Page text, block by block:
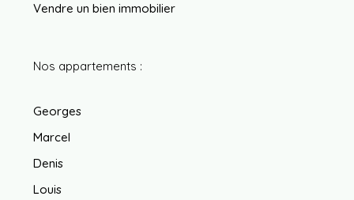
Vendre un bien immobilier
Nos appartements :
Georges
Marcel
Denis
Louis